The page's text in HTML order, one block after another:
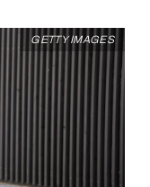
GETTY IMAGES